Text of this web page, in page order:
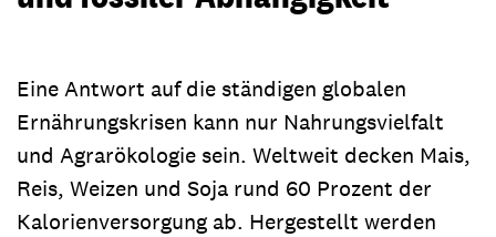
Eine Antwort auf die ständigen globalen
Ernährungskrisen kann nur Nahrungsvielfalt
und Agrarökologie sein. Weltweit decken Mais,
Reis, Weizen und Soja rund 60 Prozent der
Kalorienversorgung ab. Hergestellt werden